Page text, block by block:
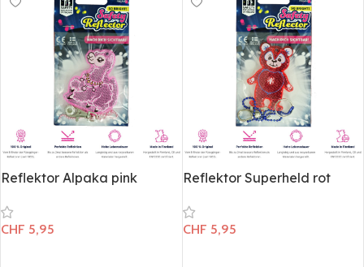
Reflektor Alpaka pink
CHF 5,95
Reflektor Superheld rot
CHF 5,95